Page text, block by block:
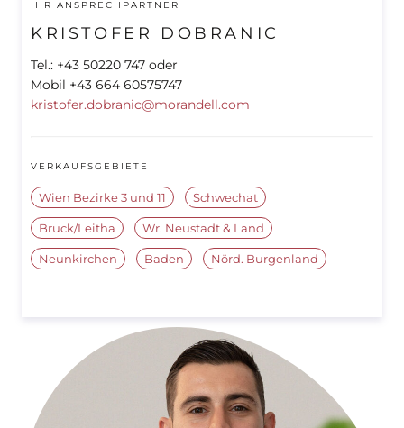
IHR ANSPRECHPARTNER
KRISTOFER DOBRANIC
Tel.: +43 50220 747 oder
Mobil +43 664 60575747
kristofer.dobranic@morandell.com
VERKAUFSGEBIETE
Wien Bezirke 3 und 11 Schwechat
Bruck/Leitha Wr. Neustadt & Land
Neunkirchen Baden Nörd. Burgenland